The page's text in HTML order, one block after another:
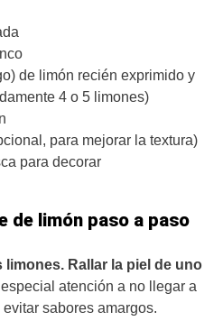
de limón recién exprimido y
4 o 5 limones)
para mejorar la textura)
para decorar
de limón paso a paso
limones. Rallar la piel de uno
atención a no llegar a
sabores amargos.